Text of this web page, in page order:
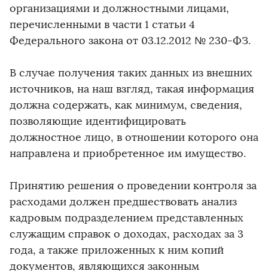
организациями и должностными лицами,
перечисленными в части 1 статьи 4
Федерального закона от 03.12.2012 № 230-ФЗ.
В случае получения таких данных из внешних
источников, на наш взгляд, такая информация
должна содержать, как минимум, сведения,
позволяющие идентифицировать
должностное лицо, в отношении которого она
направлена и приобретенное им имущество.
Принятию решения о проведении контроля за
расходами должен предшествовать анализ
кадровым подразделением представленных
служащим справок о доходах, расходах за 3
года, а также приложенных к ним копий
документов, являющихся законным